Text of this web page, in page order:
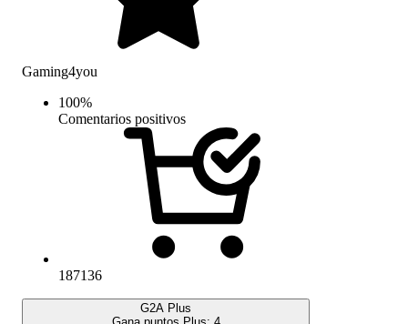
Gaming4you
100%
Comentarios positivos
187136
G2A Plus